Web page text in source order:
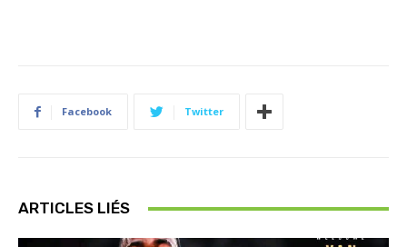
Facebook Twitter
ARTICLES LIÉS